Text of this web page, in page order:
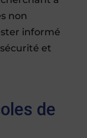
non
informé
et
de